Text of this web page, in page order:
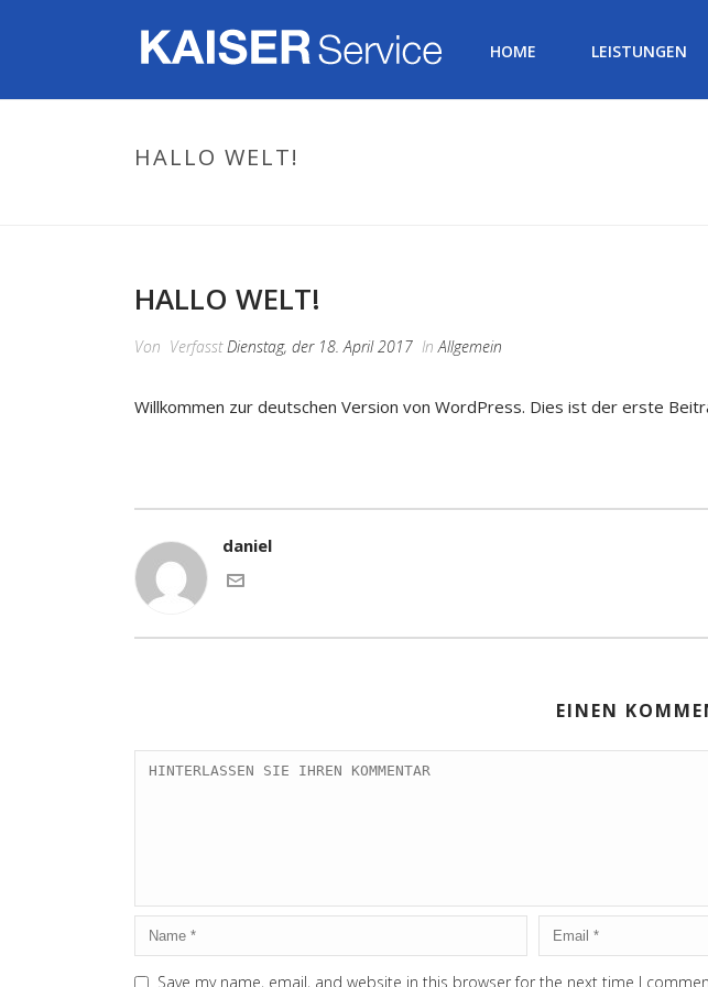
HOME LEISTUNGEN
HALLO WELT!
HALLO WELT!
Von VerfasstDienstag, der 18. April 2017 InAllgemein
Willkommen zur deutschen Version von WordPress. Dies ist der erste
daniel
EINEN
Save my name, email, and website in this browser for the next time I